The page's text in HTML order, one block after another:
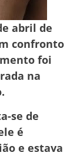
abril de
confronto
foi
na
se de
é
e estava